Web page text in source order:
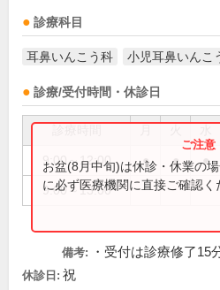
診療科目
耳鼻いんこう科 小児耳鼻いんこ
診療/受付時間・休診日
9:00～12:00 ● ● ●
9:00～13:00
お盆(8月中旬)は休診・休業の
に必ず医療機関に直接ご確認く
備考: ・受付は診療修了15
休診日: 祝